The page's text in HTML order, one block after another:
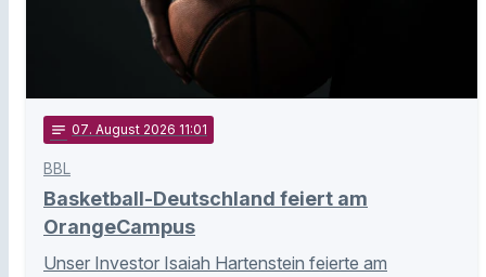
notes 07. August 2026 11:01
BBL
Basketball-Deutschland feiert am
OrangeCampus
Unser Investor Isaiah Hartenstein feierte am